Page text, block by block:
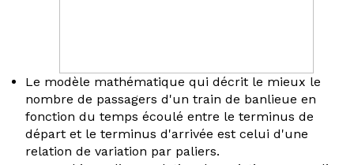
Le modèle mathématique qui décrit le mieux le
nombre de passagers d'un train de banlieue en
fonction du temps écoulé entre le terminus de
départ et le terminus d'arrivée est celui d'une
relation de variation par paliers.